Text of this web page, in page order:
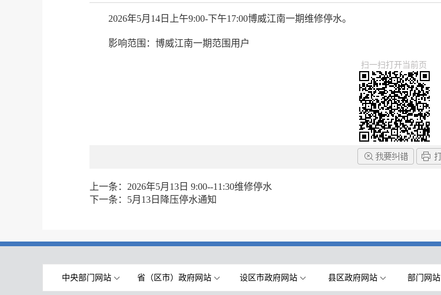
2026年5月14日上午9:00-下午17:00博威江南一期维修停水。
影响范围：博威江南一期范围用户
扫一扫打开当前页
上一条： 2026年5月13日 9:00--11:30维修停水
下一条： 5月13日降压停水通知
中央部门网站 省（区市）政府网站 设区市政府网站 县区政府网站 部门网站